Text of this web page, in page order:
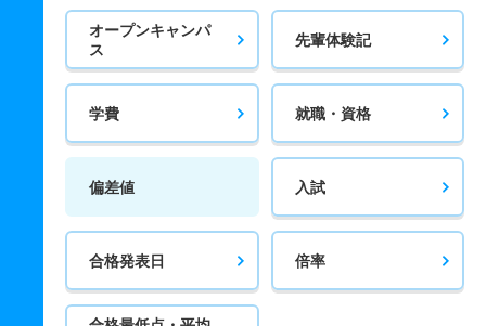
オープンキャンパ
ス
先輩体験記
学費 就職・資格
偏差値 入試
合格発表日 倍率